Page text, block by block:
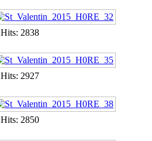
Hits: 2838
Hits: 2927
Hits: 2850